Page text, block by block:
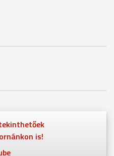
is!